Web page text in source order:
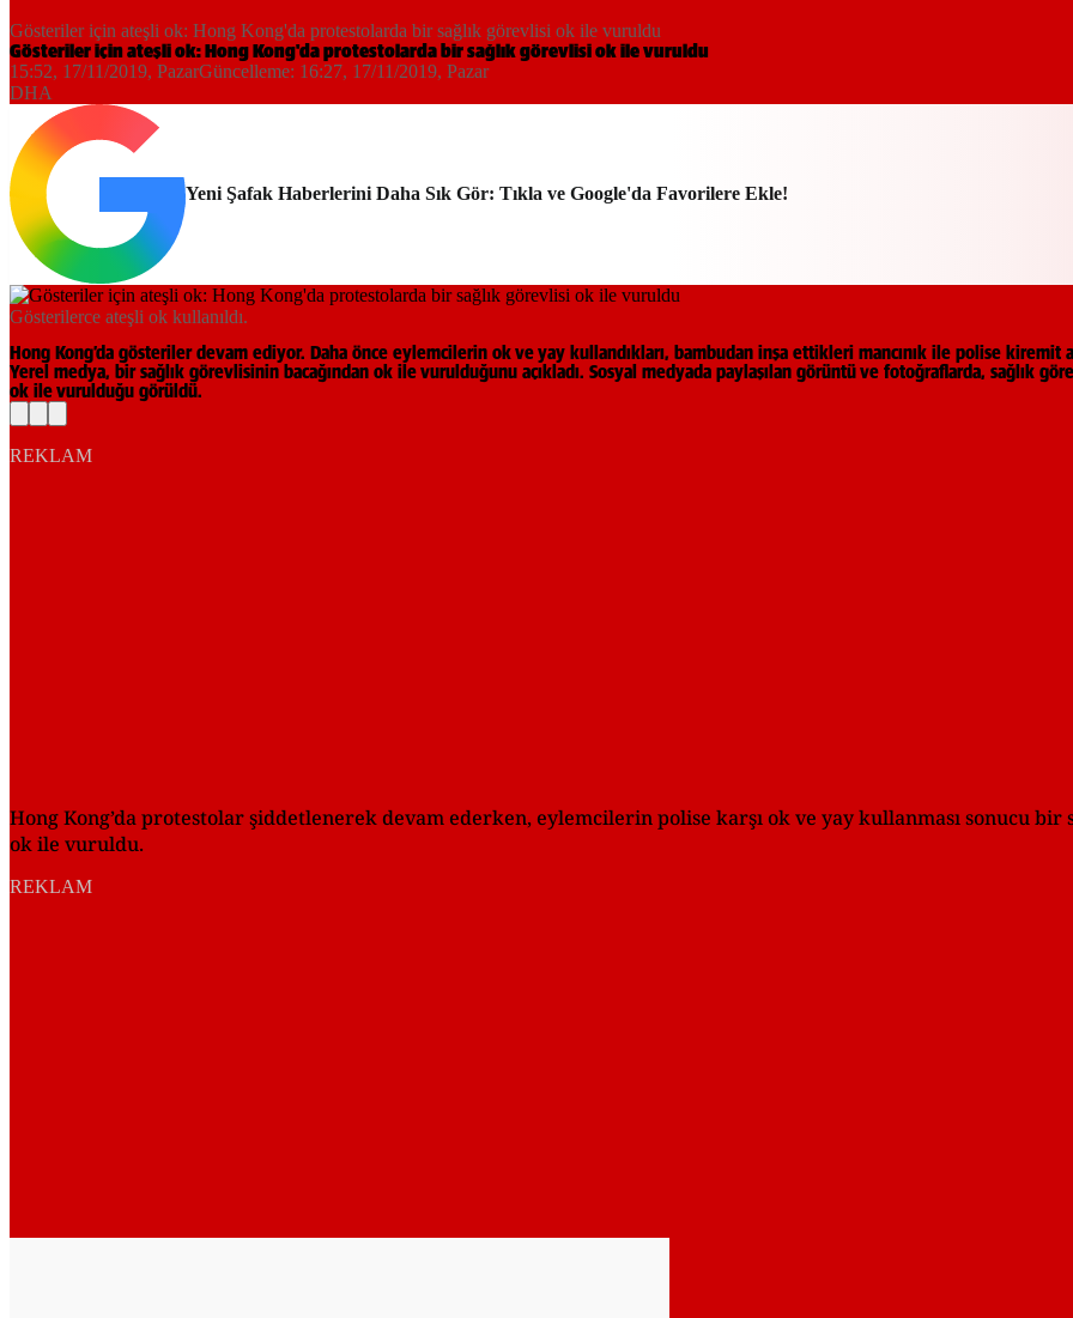
Gösteriler için ateşli ok: Hong Kong'da protestolarda bir sağlık görevlisi ok ile vuruldu
Gösteriler için ateşli ok: Hong Kong'da protestolarda bir sağlık görevlisi ok ile vuruldu
15:52, 17/11/2019, PazarGüncelleme: 16:27, 17/11/2019, Pazar
DHA
Yeni Şafak Haberlerini Daha Sık Gör: Tıkla ve Google'da Favorilere Ekle!
Gösterilerce ateşli ok kullanıldı.
Hong Kong’da gösteriler devam ediyor. Daha önce eylemcilerin ok ve yay kullandıkları, bambudan inşa ettikleri mancınık ile polise kiremit
Yerel medya, bir sağlık görevlisinin bacağından ok ile vurulduğunu açıkladı. Sosyal medyada paylaşılan görüntü ve fotoğraflarda, sağlık
ok ile vurulduğu görüldü.
REKLAM
Hong Kong’da protestolar şiddetlenerek devam ederken, eylemcilerin polise karşı ok ve yay kullanması sonucu bir
ok ile vuruldu.
REKLAM